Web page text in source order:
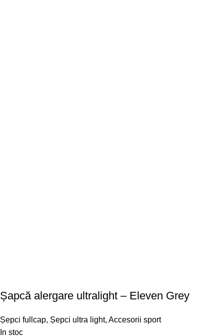
Șapcă alergare ultralight – Eleven Grey
Șepci fullcap, Șepci ultra light, Accesorii sport
In stoc